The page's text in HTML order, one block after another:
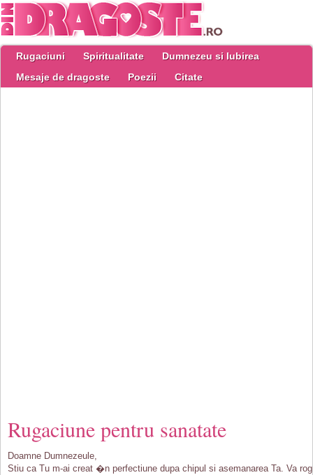
Rugaciuni Spiritualitate
Dumnezeu si Iubirea
Mesaje de dragoste
Poezii Citate
Rugaciune pentru sanatate
Doamne Dumnezeule,
Stiu ca Tu m-ai creat �n perfectiune dupa chipul si asemanarea Ta. Va